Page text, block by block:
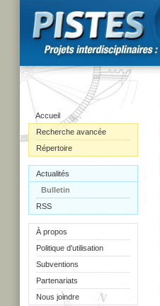
Accueil
Recherche avancée
Répertoire
Actualités
Bulletin
RSS
À propos
Politique d'utilisation
Subventions
Partenariats
Nous joindre